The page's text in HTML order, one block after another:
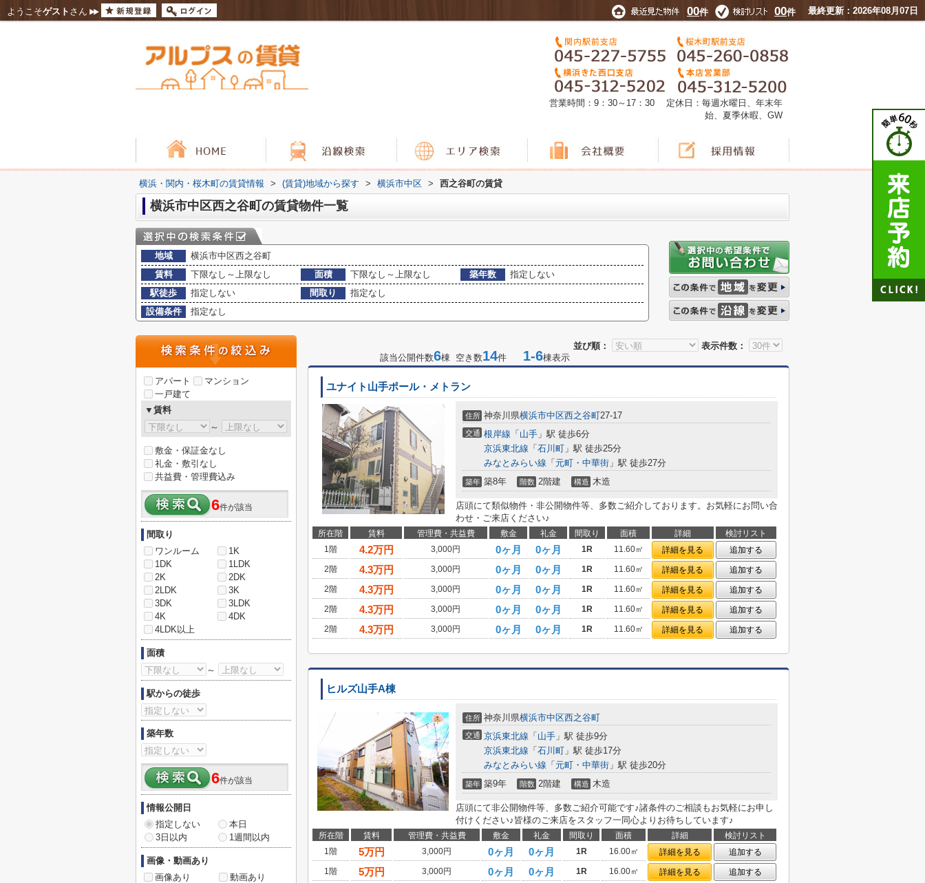
ようこそゲスト さん 00件 00件 最終更新：2026年08月07日
営業時間：9：30～17：30 定休日：毎週水曜日、年末年
始、夏季休暇、GW
横浜・関内・桜木町の賃貸情報 > (賃貸)地域から探す > 横浜市中区 > 西之谷町の賃貸
横浜市中区西之谷町の賃貸物件一覧
地域
横浜市中区西之谷町
賃料
下限なし～上限なし 面積 下限なし～上限なし 築年数
指定しない
駅徒歩
指定しない 間取り
指定なし
設備条件
指定なし
並び順：
表示件数：
該当公開件数6棟 空き数14件 1-6棟表示
ユナイト山手ポール・メトラン
住所 神奈川県横浜市中区西之谷町27-17
交通 根岸線 「 山手 」駅 徒歩6分
京浜東北線 「 石川町 」駅 徒歩25分
みなとみらい線 「 元町・中華街 」駅 徒歩27分
築年 築8年 階数 2階建 構造 木造
店頭にて類似物件・非公開物件等、多数ご紹介しております。お気軽にお問い合
わせ・ご来店ください♪
所在階 賃料 管理費・共益費 敷金 礼金 間取り 面積 詳細
検討リスト
1階
4.2万円 3,000円 0ヶ月 0ヶ月 1R 11.60㎡ 詳細を見る
追加する
2階
4.3万円 3,000円 0ヶ月 0ヶ月 1R 11.60㎡ 詳細を見る
追加する
2階
4.3万円 3,000円 0ヶ月 0ヶ月 1R 11.60㎡ 詳細を見る
追加する
2階
4.3万円 3,000円 0ヶ月 0ヶ月 1R 11.60㎡ 詳細を見る
追加する
2階
4.3万円 3,000円 0ヶ月 0ヶ月 1R 11.60㎡ 詳細を見る 追加する
ヒルズ山手A棟
住所 神奈川県横浜市中区西之谷町
交通 京浜東北線 「 山手 」駅 徒歩9分
京浜東北線 「 石川町 」駅 徒歩17分
みなとみらい線 「 元町・中華街 」駅 徒歩20分
築年 築9年 階数 2階建 構造 木造
店頭にて非公開物件等、多数ご紹介可能です♪諸条件のご相談もお気軽にお申し
付けください♪皆様のご来店をスタッフ一同心よりお待ちしています♪
所在階 賃料 管理費・共益費 敷金 礼金 間取り 面積 詳細
検討リスト
1階
5万円 3,000円 0ヶ月 0ヶ月 1R 16.00㎡ 詳細を見る
追加する
1階
5万円 3,000円 0ヶ月 0ヶ月 1R 16.00㎡ 詳細を見る 追加する
アパート
マンション
一戸建て
▼賃料
～
敷金・保証金なし
礼金・敷引なし
共益費・管理費込み
6件が該当
間取り
ワンルーム
1K
1DK
1LDK
2K
2DK
2LDK
3K
3DK
3LDK
4K
4DK
4LDK以上
面積
～
駅からの徒歩
築年数
6件が該当
情報公開日
指定しない
本日
3日以内
1週間以内
画像・動画あり
画像あり
動画あり